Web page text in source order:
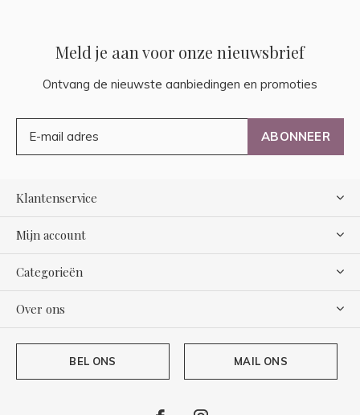
Meld je aan voor onze nieuwsbrief
Ontvang de nieuwste aanbiedingen en promoties
ABONNEER
Klantenservice
Mijn account
Categorieën
Over ons
BEL ONS MAIL ONS